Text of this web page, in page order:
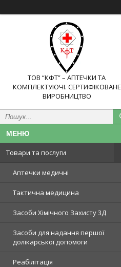
ТОВ “КФТ” – АПТЕЧКИ ТА
КОМПЛЕКТУЮЧІ. СЕРТИФІКОВАНЕ
ВИРОБНИЦТВО
Товари та послуги
Аптечки медичні
Тактична медицина
Засоби Хімічного Захисту 3Д
Засоби для надання першої
долікарської допомоги
Реабілітація